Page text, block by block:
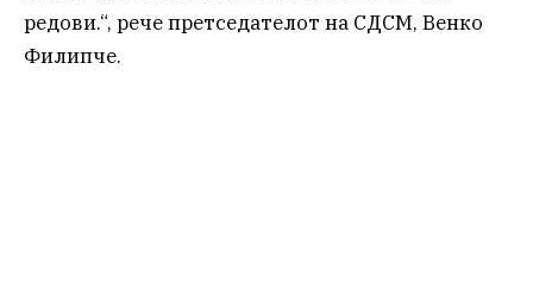
редови.“, рече претседателот на СДСМ, Венко
Филипче.